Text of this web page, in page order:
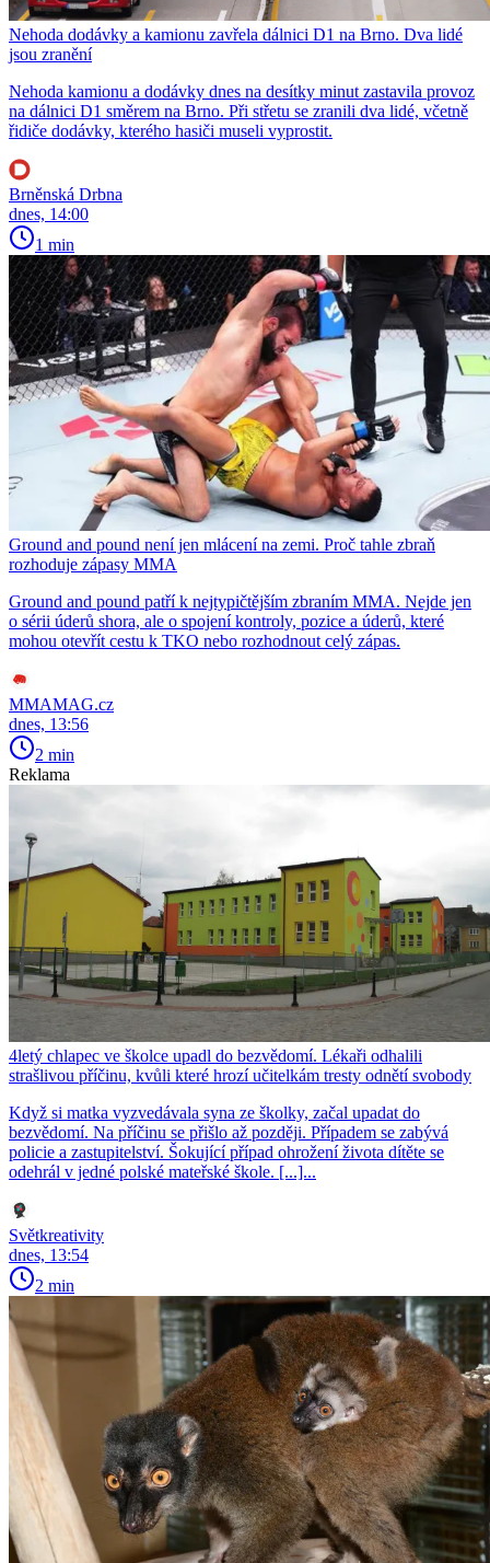
Nehoda dodávky a kamionu zavřela dálnici D1 na Brno. Dva lidé
jsou zranění
Nehoda kamionu a dodávky dnes na desítky minut zastavila provoz
na dálnici D1 směrem na Brno. Při střetu se zranili dva lidé, včetně
řidiče dodávky, kterého hasiči museli vyprostit.
Brněnská Drbna
dnes, 14:00
1 min
Ground and pound není jen mlácení na zemi. Proč tahle zbraň
rozhoduje zápasy MMA
Ground and pound patří k nejtypičtějším zbraním MMA. Nejde jen
o sérii úderů shora, ale o spojení kontroly, pozice a úderů, které
mohou otevřít cestu k TKO nebo rozhodnout celý zápas.
MMAMAG.cz
dnes, 13:56
2 min
Reklama
4letý chlapec ve školce upadl do bezvědomí. Lékaři odhalili
strašlivou příčinu, kvůli které hrozí učitelkám tresty odnětí svobody
Když si matka vyzvedávala syna ze školky, začal upadat do
bezvědomí. Na příčinu se přišlo až později. Případem se zabývá
policie a zastupitelství. Šokující případ ohrožení života dítěte se
odehrál v jedné polské mateřské škole. [...]...
Světkreativity
dnes, 13:54
2 min